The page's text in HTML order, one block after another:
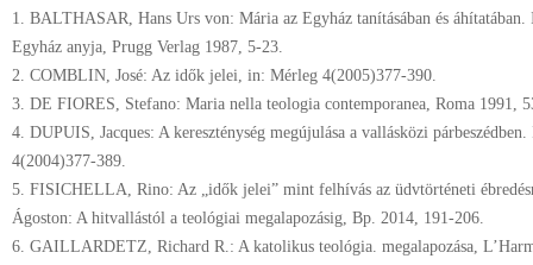
1. BALTHASAR, Hans Urs von: Mária az Egyház tanításában és áhítatában.
Egyház anyja, Prugg Verlag 1987, 5-23.
2. COMBLIN, José: Az idők jelei, in: Mérleg 4(2005)377-390.
3. DE FIORES, Stefano: Maria nella teologia contemporanea, Roma 1991,
4. DUPUIS, Jacques: A kereszténység megújulása a vallásközi
4(2004)377-389.
5. FISICHELLA, Rino: Az „idők jelei” mint felhívás az üdvtörténeti
Ágoston: A hitvallástól a teológiai megalapozásig, Bp. 2014, 191-206.
6. GAILLARDETZ, Richard R.: A katolikus teológia. megalapozása,